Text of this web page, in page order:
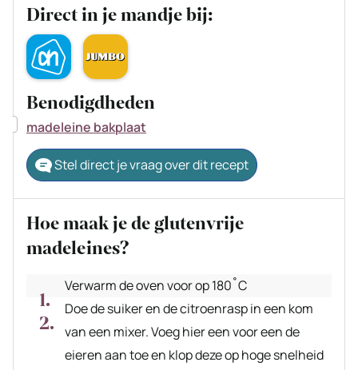
Direct in je mandje bij:
Benodigdheden
▢
madeleine bakplaat
Stel direct je vraag over dit recept
Hoe maak je de glutenvrije
madeleines?
Verwarm de oven voor op 180˚C
Doe de suiker en de citroenrasp in een kom
van een mixer. Voeg hier een voor een de
eieren aan toe en klop deze op hoge snelheid